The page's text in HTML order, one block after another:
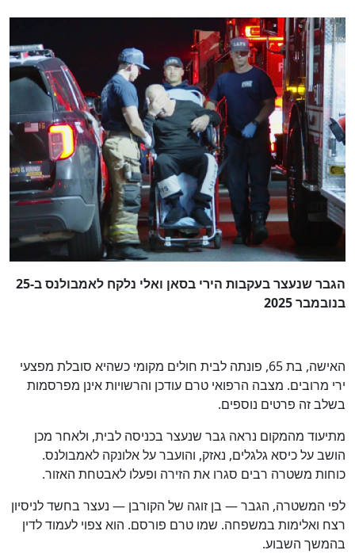
הגבר שנעצר בעקבות הירי בסאן ואלי נלקח לאמבולנס ב-25
בנובמבר 2025
האישה, בת 65, פונתה לבית חולים מקומי כשהיא סובלת מפצעי
ירי מרובים. מצבה הרפואי טרם עודכן והרשויות אינן מפרסמות
בשלב זה פרטים נוספים.
מתיעוד מהמקום נראה גבר שנעצר בכניסה לבית, ולאחר מכן
הושב על כיסא גלגלים, נאזק, והועבר על אלונקה לאמבולנס.
כוחות משטרה רבים סגרו את הזירה ופעלו לאבטחת האזור.
לפי המשטרה, הגבר — בן זוגה של הקורבן — נעצר בחשד לניסיון
רצח ואלימות במשפחה. שמו טרם פורסם. הוא צפוי לעמוד לדין
בהמשך השבוע.